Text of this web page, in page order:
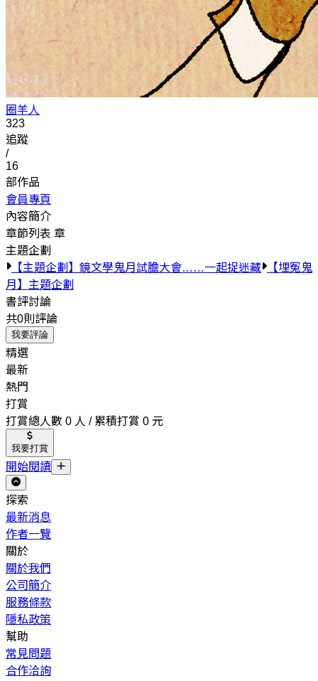
圈羊人
323
追蹤
/
16
部作品
會員專頁
內容簡介
章節列表 章
主題企劃
【主題企劃】鏡文學鬼月試膽大會……一起捉迷藏
【埋冤鬼
月】主題企劃
書評討論
共0則評論
我要評論
精選
最新
熱門
打賞
打賞總人數 0 人 / 累積打賞 0 元
我要打賞
開始閱讀
探索
最新消息
作者一覽
關於
關於我們
公司簡介
服務條款
隱私政策
幫助
常見問題
合作洽詢